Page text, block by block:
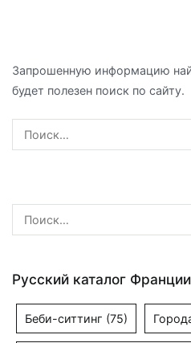
Запрошенную информацию
будет полезен поиск по сайту.
Найти:
Найти:
Русский каталог
Беби-ситтинг (75)